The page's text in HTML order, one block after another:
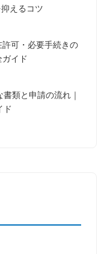
えるコツ
可・必要手続きの
イド
類と申請の流れ｜
ド